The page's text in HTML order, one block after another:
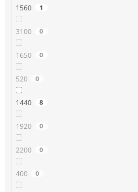
1560 1
3100 0
1650 0
520 0
1440 8
1920 0
2200 0
400 0